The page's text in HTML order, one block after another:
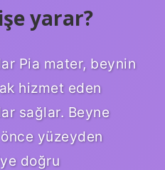
yarar?
Pia mater, beynin
hizmet eden
sağlar. Beyne
yüzeyden
doğru